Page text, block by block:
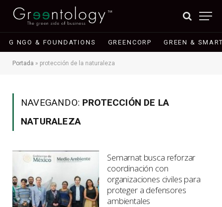
G NGO & FOUNDATIONS GREENCORP GREEN &
Portada » protección de la naturaleza
NAVEGANDO: PROTECCIÓN DE LA
NATURALEZA
Semarnat busca reforzar
coordinación con
organizaciones civiles para
proteger a defensores
ambientales